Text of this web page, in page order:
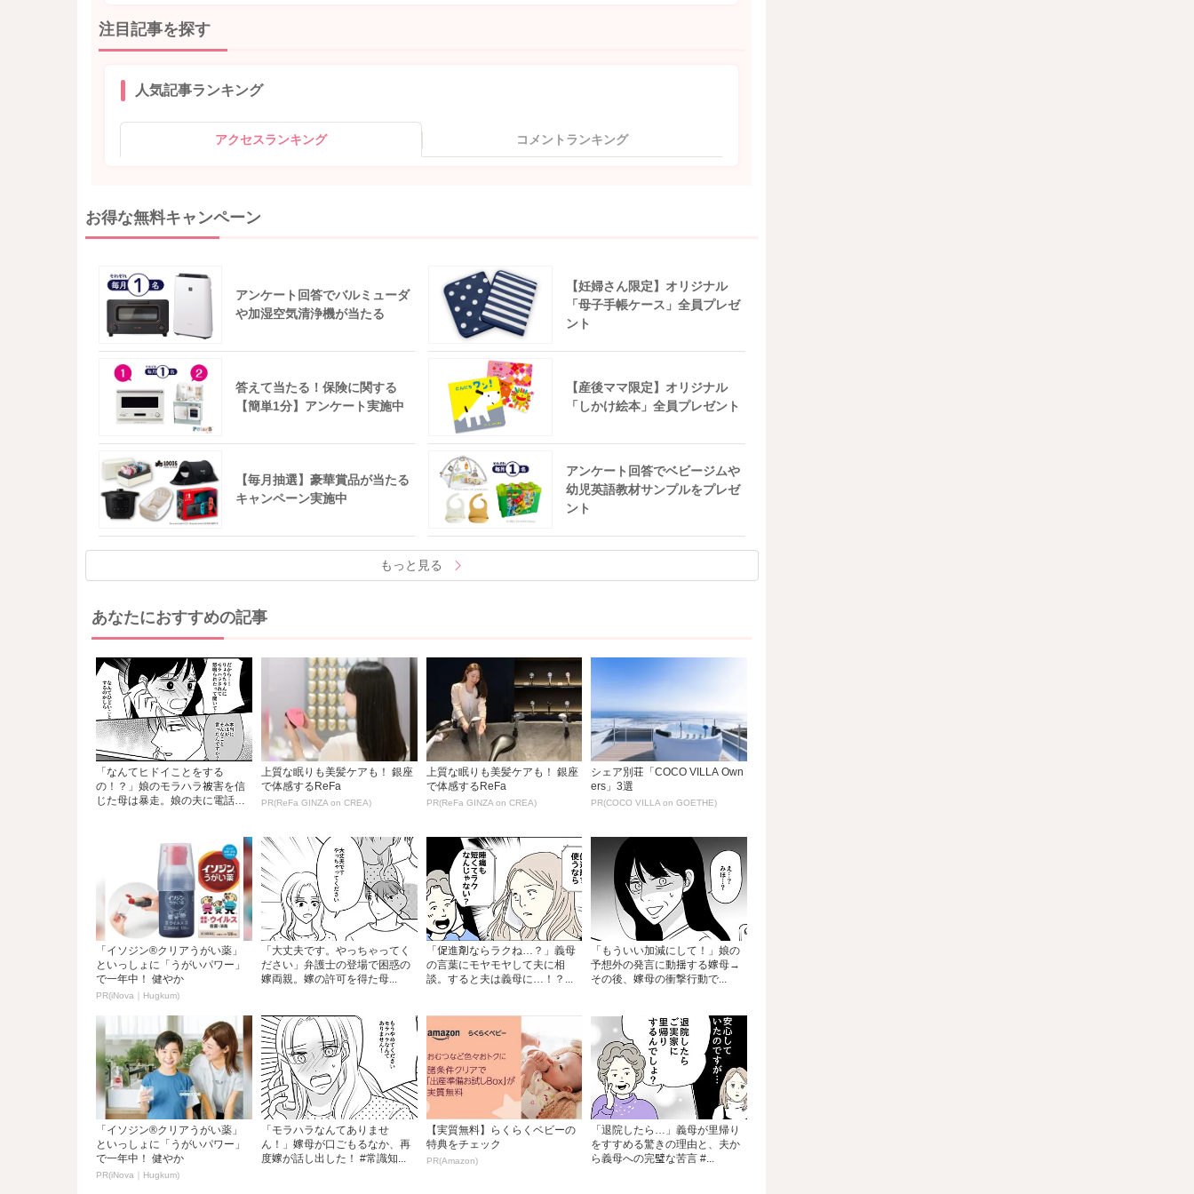
注目記事を探す
人気記事ランキング
アクセスランキング コメントランキング
お得な無料キャンペーン
アンケート回答でバルミューダ
や加湿空気清浄機が当たる
【妊婦さん限定】オリジナル
「母子手帳ケース」全員プレゼ
ント
答えて当たる！保険に関する
【簡単1分】アンケート実施中
【産後ママ限定】オリジナル
「しかけ絵本」全員プレゼント
【毎月抽選】豪華賞品が当たる
キャンペーン実施中
アンケート回答でベビージムや
幼児英語教材サンプルをプレゼ
ント
もっと見る
あなたにおすすめの記事
「なんてヒドイことをする
の！？」娘のモラハラ被害を信
じた母は暴走。娘の夫に電話
上質な眠りも美髪ケアも！ 銀座
で体感するReFa
PR(ReFa GINZA on CREA)
上質な眠りも美髪ケアも！ 銀座
で体感するReFa
PR(ReFa GINZA on CREA)
シェア別荘「COCO VILLA Own
ers」3選
PR(COCO VILLA on GOETHE)
「イソジン®クリアうがい薬」
といっしょに「うがいパワー」
で一年中！ 健やか
PR(iNova｜Hugkum)
「大丈夫です。やっちゃってく
ださい」弁護士の登場で困惑の
嫁両親。嫁の許可を得た母...
「促進剤ならラクね…？」義母
の言葉にモヤモヤして夫に相
談。すると夫は義母に…！？...
「もういい加減にして！」娘の
予想外の発言に動揺する嫁母→
その後、嫁母の衝撃行動で...
「イソジン®クリアうがい薬」
といっしょに「うがいパワー」
で一年中！ 健やか
PR(iNova｜Hugkum)
「モラハラなんてありませ
ん！」嫁母が口ごもるなか、再
度嫁が話し出した！ #常識知...
【実質無料】らくらくベビーの
特典をチェック
PR(Amazon)
「退院したら…」義母が里帰り
をすすめる驚きの理由と、夫か
ら義母への完璧な苦言 #...